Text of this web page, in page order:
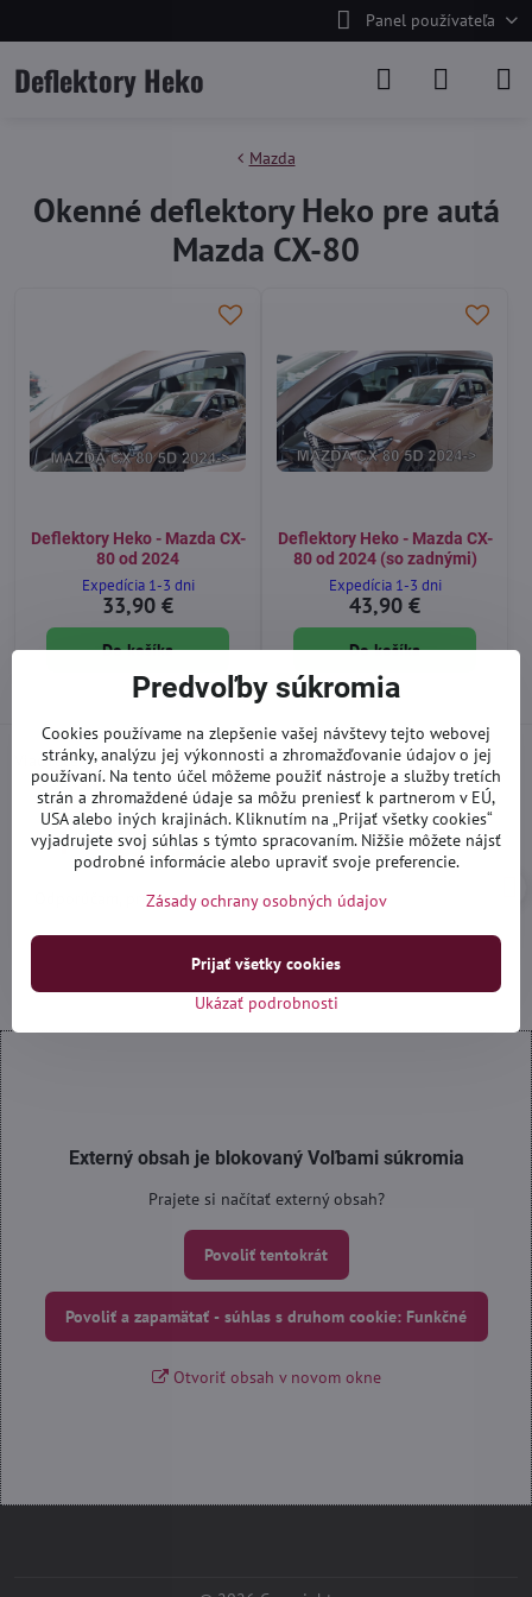
Panel používateľa
Deflektory Heko
Mazda
Okenné deflektory Heko pre autá
Mazda CX-80
Deflektory Heko - Mazda CX-
80 od 2024
Expedícia 1-3 dni
33,90 €
Do košíka
Deflektory Heko - Mazda CX-
80 od 2024 (so zadnými)
Expedícia 1-3 dni
43,90 €
Do košíka
Viac recenzií nájdete ajna Google
I Ivan_yogi92
Hodnotenie:
5
5
Odporúčam, prístup ku zákazníkom 100%
Externý obsah je blokovaný Voľbami súkromia
Prajete si načítať externý obsah?
Povoliť tentokrát
Povoliť a zapamätať - súhlas s druhom cookie: Funkčné
Otvoriť obsah v novom okne
Predvoľby súkromia
Cookies používame na zlepšenie vašej návštevy tejto webovej
stránky, analýzu jej výkonnosti a zhromažďovanie údajov o jej
používaní. Na tento účel môžeme použiť nástroje a služby tretích
strán a zhromaždené údaje sa môžu preniesť k partnerom v EÚ,
USA alebo iných krajinách. Kliknutím na „Prijať všetky cookies“
vyjadrujete svoj súhlas s týmto spracovaním. Nižšie môžete nájsť
podrobné informácie alebo upraviť svoje preferencie.
Zásady ochrany osobných údajov
Ukázať podrobnosti
Prijať všetky cookies